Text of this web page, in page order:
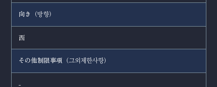
向き（방향）
西
その他制限事項（그외제한사항）
-